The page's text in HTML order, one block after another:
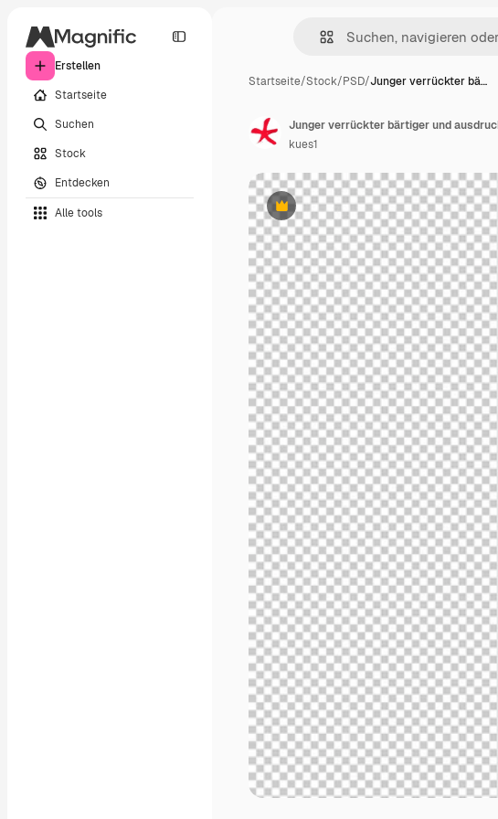
Erstellen
Startseite
Suchen
Stock
Entdecken
Alle tools
Startseite/Stock/PSD/Junger verrückter bä…
Premium
kues1